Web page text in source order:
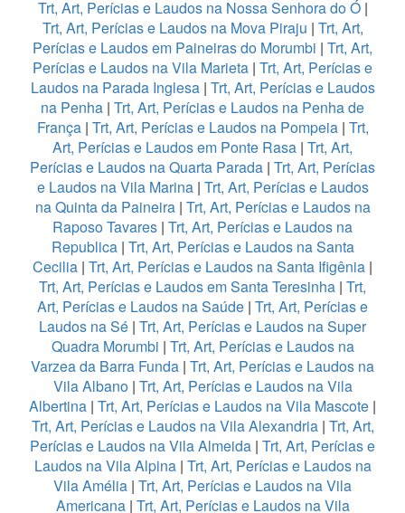
Trt, Art, Perícias e Laudos na Nossa Senhora do Ó|
Trt, Art, Perícias e Laudos na Mova Piraju | Trt, Art,
Perícias e Laudos em Paineiras do Morumbi | Trt, Art,
Perícias e Laudos na Vila Marieta | Trt, Art, Perícias e
Laudos na Parada Inglesa | Trt, Art, Perícias e Laudos
na Penha | Trt, Art, Perícias e Laudos na Penha de
França | Trt, Art, Perícias e Laudos na Pompeia| Trt,
Art, Perícias e Laudos em Ponte Rasa | Trt, Art,
Perícias e Laudos na Quarta Parada | Trt, Art, Perícias
e Laudos na Vila Marina| Trt, Art, Perícias e Laudos
na Quinta da Paineira| Trt, Art, Perícias e Laudos na
Raposo Tavares | Trt, Art, Perícias e Laudos na
Republica| Trt, Art, Perícias e Laudos na Santa
Cecilia | Trt, Art, Perícias e Laudos na Santa Ifigênia |
Trt, Art, Perícias e Laudos em Santa Teresinha | Trt,
Art, Perícias e Laudos na Saúde | Trt, Art, Perícias e
Laudos na Sé | Trt, Art, Perícias e Laudos na Super
Quadra Morumbi | Trt, Art, Perícias e Laudos na
Varzea da Barra Funda | Trt, Art, Perícias e Laudos na
Vila Albano| Trt, Art, Perícias e Laudos na Vila
Albertina | Trt, Art, Perícias e Laudos na Vila Mascote |
Trt, Art, Perícias e Laudos na Vila Alexandria| Trt, Art,
Perícias e Laudos na Vila Almeida | Trt, Art, Perícias e
Laudos na Vila Alpina | Trt, Art, Perícias e Laudos na
Vila Amélia | Trt, Art, Perícias e Laudos na Vila
Americana| Trt, Art, Perícias e Laudos na Vila